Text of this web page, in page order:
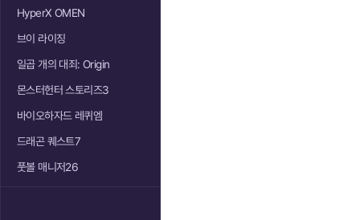
HyperX OMEN
브이 라이징
일곱 개의 대죄: Origin
몬스터헌터 스토리즈3
바이오하자드 레퀴엠
드래곤 퀘스트7
풋볼 매니저26